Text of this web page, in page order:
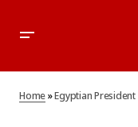
Home»Egyptian President